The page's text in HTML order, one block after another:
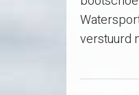
verstuurd